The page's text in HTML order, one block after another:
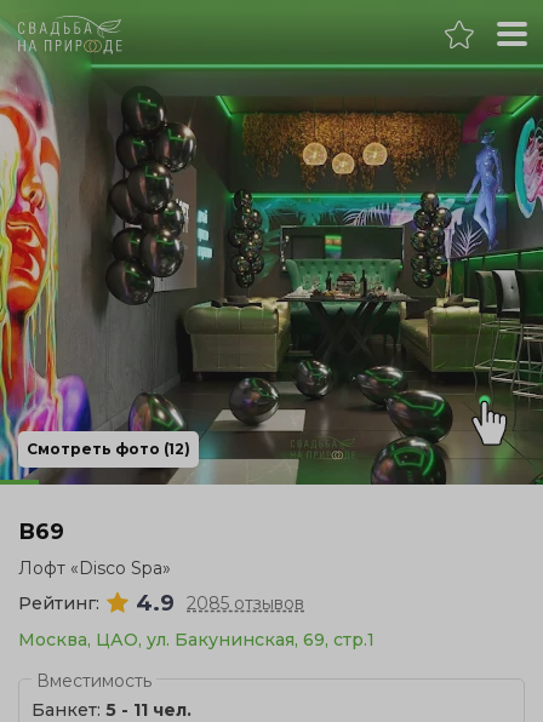
Москва
Банкет
Свадьба
День рождения
Выпускной
Корпоратив
Смотреть фото (12)
В69
Лофт «Disco Spa»
Рейтинг:
4.9
2085 отзывов
Москва, ЦАО, ул. Бакунинская, 69, стр.1
Вместимость
Банкет: 5 - 11 чел.